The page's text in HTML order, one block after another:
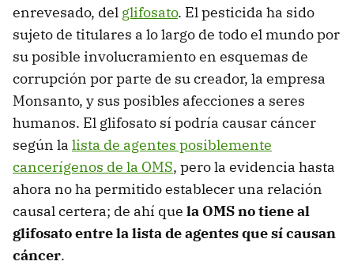
enrevesado, del glifosato. El pesticida ha sido
sujeto de titulares a lo largo de todo el mundo por
su posible involucramiento en esquemas de
corrupción por parte de su creador, la empresa
Monsanto, y sus posibles afecciones a seres
humanos. El glifosato sí podría causar cáncer
según la lista de agentes posiblemente
cancerígenos de la OMS, pero la evidencia hasta
ahora no ha permitido establecer una relación
causal certera; de ahí que la OMS no tiene al
glifosato entre la lista de agentes que sí causan
cáncer.